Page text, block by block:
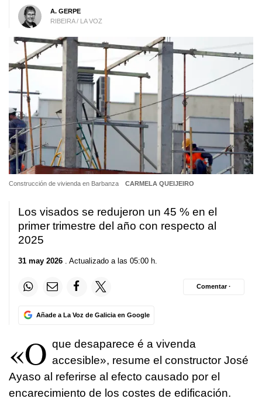
A. GERPE
RIBEIRA / LA VOZ
Construcción de vivienda en Barbanza CARMELA QUEIJEIRO
Los visados se redujeron un 45 % en el
primer trimestre del año con respecto al
2025
31 may 2026 . Actualizado a las 05:00 h.
Añade a La Voz de Galicia en Google
Comentar ·
«O que desaparece é a vivenda
accesible», resume el constructor José
Ayaso al referirse al efecto causado por el
encarecimiento de los costes de edificación.